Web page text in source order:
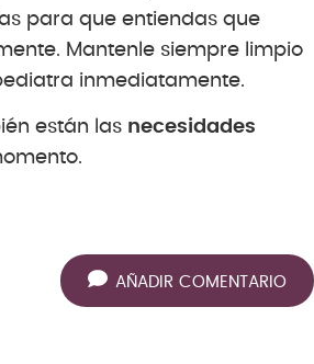
para que entiendas que
Mantenle siempre limpio
inmediatamente.
están las necesidades
AÑADIR COMENTARIO